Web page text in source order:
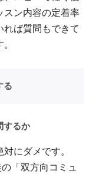
スン内容の定着率
れば質問もできて
る
するか
にダメです。
「双方向コミュ